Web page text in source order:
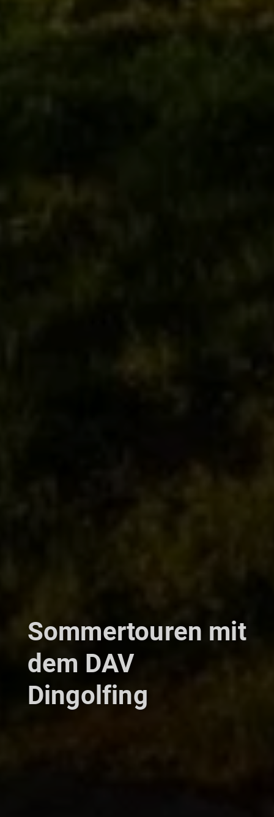
Sommertouren mit
dem DAV
Dingolfing